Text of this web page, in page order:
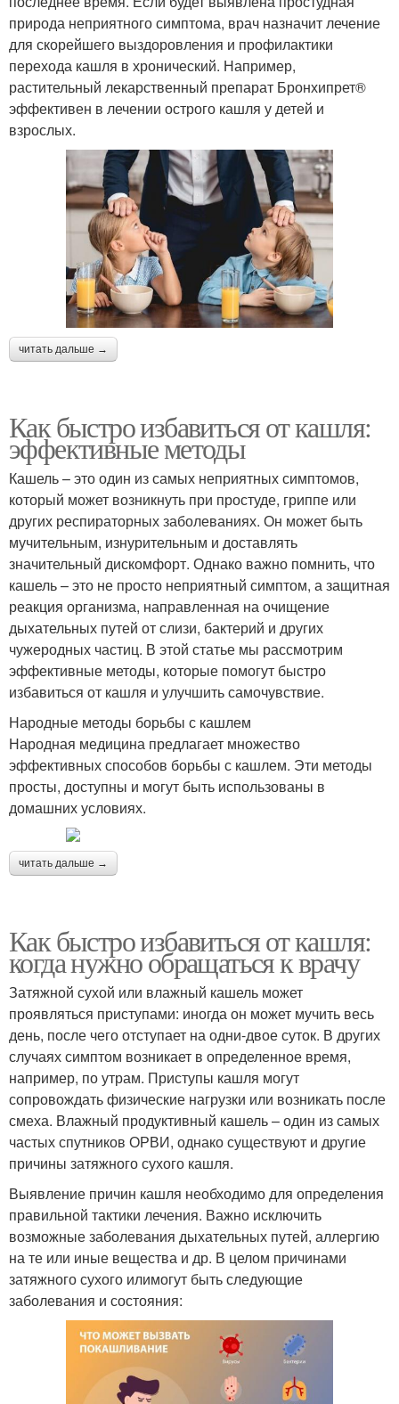
природа неприятного симптома, врач назначит лечение
для скорейшего выздоровления и профилактики
перехода кашля в хронический. Например,
растительный лекарственный препарат Бронхипрет®
эффективен в лечении острого кашля у детей и
взрослых.
читать дальше →
Как быстро избавиться от кашля:
эффективные методы
Кашель – это один из самых неприятных симптомов,
который может возникнуть при простуде, гриппе или
других респираторных заболеваниях. Он может быть
мучительным, изнурительным и доставлять
значительный дискомфорт. Однако важно помнить, что
кашель – это не просто неприятный симптом, а защитная
реакция организма, направленная на очищение
дыхательных путей от слизи, бактерий и других
чужеродных частиц. В этой статье мы рассмотрим
эффективные методы, которые помогут быстро
избавиться от кашля и улучшить самочувствие.
Народные методы борьбы с кашлем
Народная медицина предлагает множество
эффективных способов борьбы с кашлем. Эти методы
просты, доступны и могут быть использованы в
домашних условиях.
читать дальше →
Как быстро избавиться от кашля:
когда нужно обращаться к врачу
Затяжной сухой или влажный кашель может
проявляться приступами: иногда он может мучить весь
день, после чего отступает на одни-двое суток. В других
случаях симптом возникает в определенное время,
например, по утрам. Приступы кашля могут
сопровождать физические нагрузки или возникать после
смеха. Влажный продуктивный кашель – один из самых
частых спутников ОРВИ, однако существуют и другие
причины затяжного сухого кашля.
Выявление причин кашля необходимо для определения
правильной тактики лечения. Важно исключить
возможные заболевания дыхательных путей, аллергию
на те или иные вещества и др. В целом причинами
затяжного сухого илимогут быть следующие
заболевания и состояния: